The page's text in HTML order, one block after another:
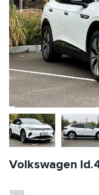
Volkswagen